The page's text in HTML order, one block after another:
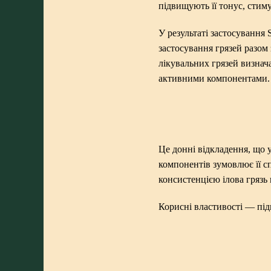
підвищують її тонус,
У результаті застосування
застосування грязей
лікувальних грязей
активними компонентами.
Це донні відкладення, що
компонентів зумовлює її
консистенцією ілова
Корисні властивості —